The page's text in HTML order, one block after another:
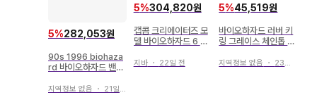
5%282,053원
90s 1996 biohaza
rd 바이오하자드 밴드
지역정보 없음 ・ 21일 전
5%304,820원
캡콤 크리에이터즈 모
델 바이오하자드 6 레
지바・ 22일 전
5%45,519원
바이오하자드 러버 키
링 그레이스 체인톱 리
지역정보 없음 ・ 23일 전